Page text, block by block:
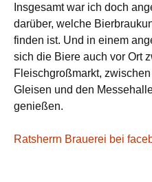
Insgesamt war ich doch
darüber, welche
finden ist. Und in einem
sich die Biere auch vor Ort
Fleischgroßmarkt,
Gleisen und den
genießen.
Ratsherrn Brauerei bei